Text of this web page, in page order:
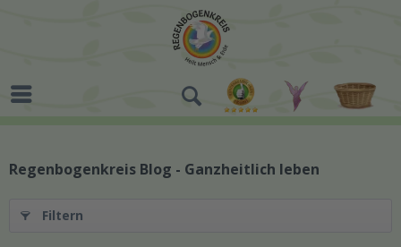
Regenbogenkreis Blog - Ganzheitlich leben
Filtern